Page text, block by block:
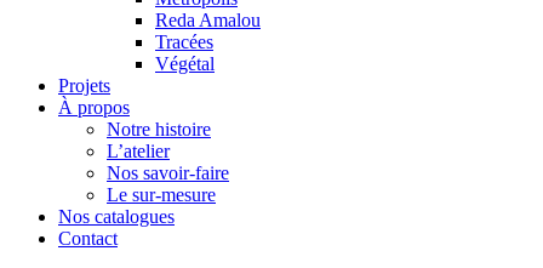
Reda Amalou
Tracées
Végétal
Projets
À propos
Notre histoire
L’atelier
Nos savoir-faire
Le sur-mesure
Nos catalogues
Contact